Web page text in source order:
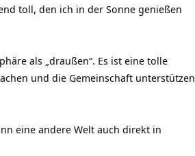
toll, den ich in der Sonne genießen
als „draußen“. Es ist eine tolle
und die Gemeinschaft unterstützen
eine andere Welt auch direkt in